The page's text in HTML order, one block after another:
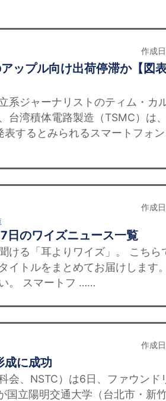
作成
ップル向け出荷停滞か【図
ジャーナリストのティム・カ
台湾積体電路製造（TSMC）は
表するとみられるスマートフォ
作成
日のワイズニュース一覧
ける「耳よりワイズ」。 こちら
イトルをまとめてお届けします
。 スマートフ ……
作成
成に成功
、NSTC）は6日、ファウンド
国立陽明交通大学（台北市・新